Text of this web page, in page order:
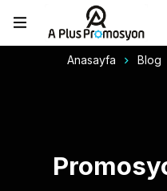
Anasayfa Blog